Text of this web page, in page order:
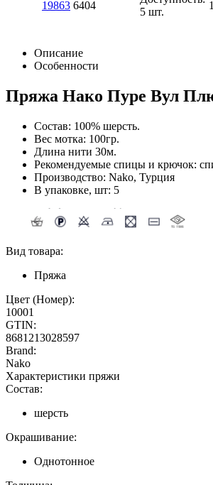
19863 6404
5 шт.
Описание
Особенности
Пряжа Нако Пуре Вул
Состав: 100% шерсть.
Вес мотка: 100гр.
Длина нити 30м.
Рекомендуемые спицы и крючок:
Производство: Nako, Турция
В упаковке, шт: 5
Вид товара:
Пряжа
Цвет (Номер):
10001
GTIN:
8681213028597
Brand:
Nako
Характеристики пряжи
Состав:
шерсть
Окрашивание:
Однотонное